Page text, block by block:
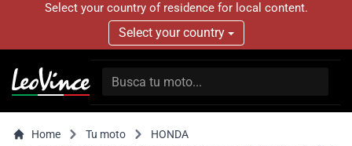
Select your country of residence for local content.
Select your country
Home Tu moto
HONDA